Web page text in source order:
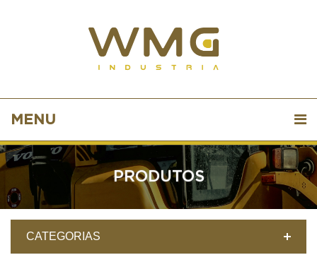
MENU
PRODUTOS
CATEGORIAS